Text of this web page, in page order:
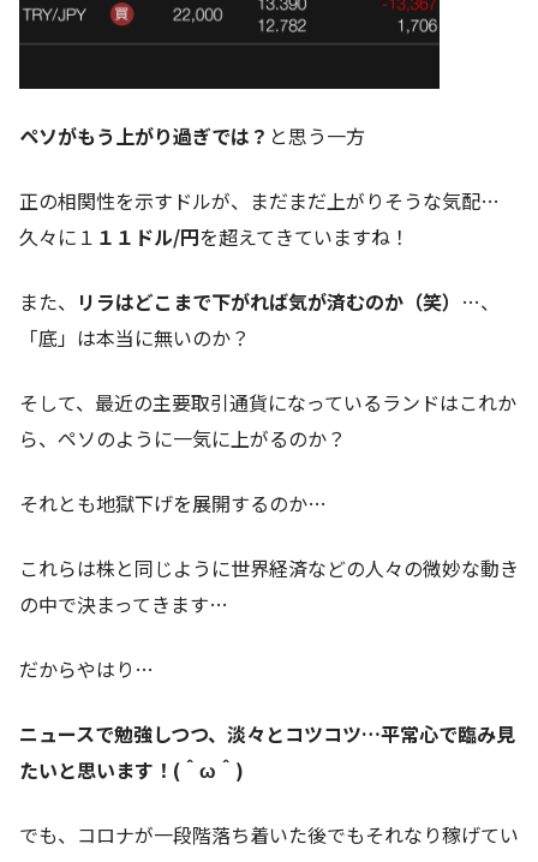
ペソがもう上がり過ぎでは？ と思う一方
正の相関性を示すドルが、まだまだ上がりそうな気配…
久々に１ １１ドル/円を超えてきていますね！
また、 リラはどこまで下がれば気が済むのか（笑） …、
「底」は本当に無いのか？
そして、最近の主要取引通貨になっているランドはこれか
ら、ペソのように一気に上がるのか？
それとも地獄下げを展開するのか…
これらは株と同じように世界経済などの人々の微妙な動き
の中で決まってきます…
だからやはり…
ニュースで勉強しつつ、淡々とコツコツ…平常心で臨み見
たいと思います！(＾ω＾)
でも、コロナが一段階落ち着いた後でもそれなり稼げてい